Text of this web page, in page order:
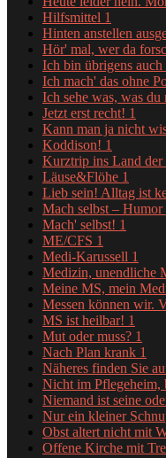
Hilfsmittel 1
Hinten anstellen
Hör' mal, wer da
Ich bin übrigens
Ich mach' das ohne
Ich sehe was, was du
Jetzt erst recht! 1
Kann man ja nicht
Koddison! 1
Kurztrip ins Land der
Läuse&Flöhe 1
Lieb sein! Alltag ist
Mach selbst –
Mach' selbst! 1
ME/CFS 1
Medi-Karussell 1
Medizin, unendliche
Meine MS, mein
Messen können wir.
MS ist heilbar! 1
Mut oder muss? 1
Nach Plan krank 1
Näheres finden Sie
Nicht im Pflegeheim,
Niemand ist seine
Nur ein kleiner
Obst altert nicht mit
Offene Kirche mit